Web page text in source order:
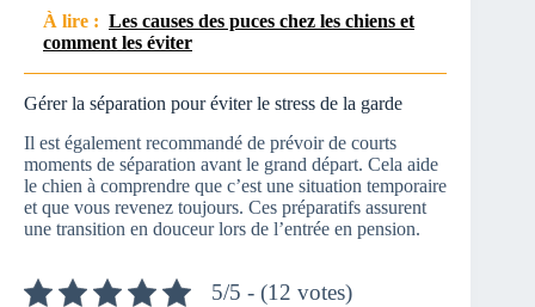
À lire : Les causes des puces chez les chiens et
comment les éviter
Gérer la séparation pour éviter le stress de la garde
Il est également recommandé de prévoir de courts
moments de séparation avant le grand départ. Cela aide
le chien à comprendre que c’est une situation temporaire
et que vous revenez toujours. Ces préparatifs assurent
une transition en douceur lors de l’entrée en pension.
5/5 - (12 votes)